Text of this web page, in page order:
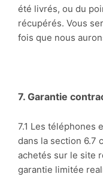
été livrés, ou du
récupérés. Vous
fois que nous
7. Garantie
7.1 Les téléphones
dans la section 6.7
achetés sur le site
garantie limitée